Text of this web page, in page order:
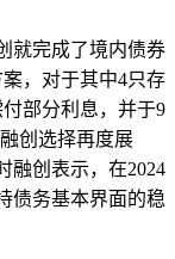
就完成了境内债券
，对于其中4只存
部分利息，并于9
创选择再度展
融创表示，在2024
债务基本界面的稳